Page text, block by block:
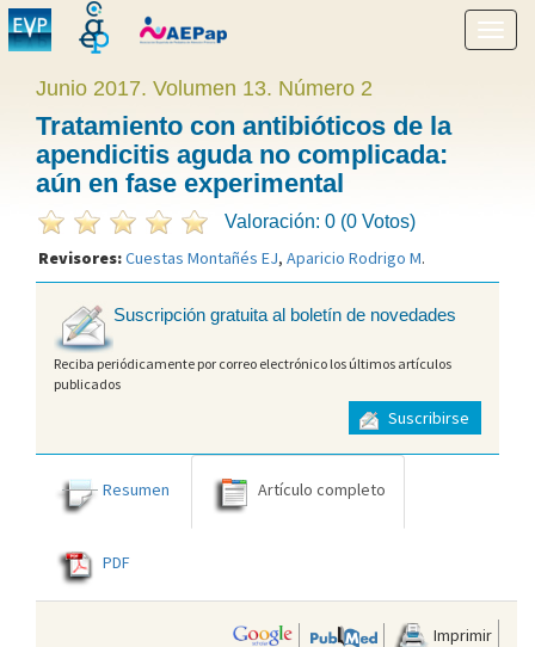
menú
Junio 2017. Volumen 13. Número 2
Tratamiento con antibióticos de la
apendicitis aguda no complicada:
aún en fase experimental
Valoración: 0 (0 Votos)
Revisores:Cuestas Montañés EJ, Aparicio Rodrigo M.
Suscripción gratuita al boletín de novedades
Reciba periódicamente por correo electrónico los últimos artículos
publicados
Suscribirse
Resumen Artículo completo
PDF
Imprimir